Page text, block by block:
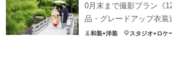
①店舗内グレードアップ衣装が追加料金なしで自
ダード白無垢×色打掛の２着楽しめる（色打掛プレ
アップ衣装は差額追加で着用可能）
0月末まで撮影プラン《
品・グレードアップ衣装
和装+洋装 スタジオ+ロケ